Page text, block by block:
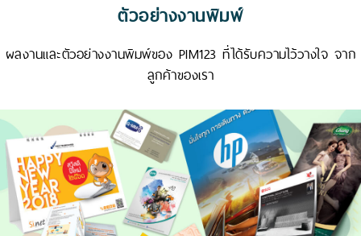
ตัวอย่างงานพิมพ์
ผลงานและตัวอย่างงานพิมพ์ของ PIM123 ที่ได้รับความไว้วางใจ จาก
ลูกค้าของเรา